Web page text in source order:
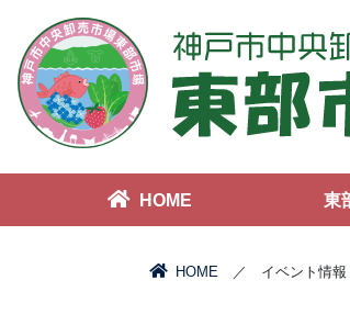
HOME 東
HOME ／ イベント情報